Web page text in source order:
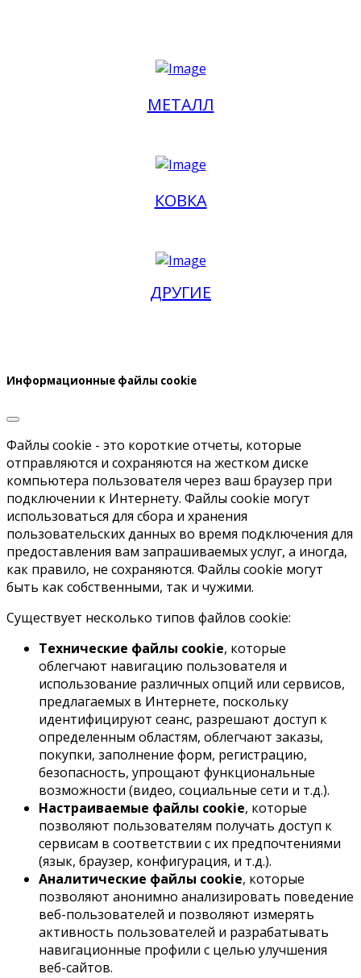
МЕТАЛЛ
КОВКА
ДРУГИЕ
Информационные файлы cookie
Файлы cookie - это короткие отчеты, которые
отправляются и сохраняются на жестком диске
компьютера пользователя через ваш браузер при
подключении к Интернету. Файлы cookie могут
использоваться для сбора и хранения
пользовательских данных во время подключения для
предоставления вам запрашиваемых услуг, а иногда,
как правило, не сохраняются. Файлы cookie могут
быть как собственными, так и чужими.
Существует несколько типов файлов cookie:
Технические файлы cookie, которые
облегчают навигацию пользователя и
использование различных опций или сервисов,
предлагаемых в Интернете, поскольку
идентифицируют сеанс, разрешают доступ к
определенным областям, облегчают заказы,
покупки, заполнение форм, регистрацию,
безопасность, упрощают функциональные
возможности (видео, социальные сети и т.д.).
Настраиваемые файлы cookie, которые
позволяют пользователям получать доступ к
сервисам в соответствии с их предпочтениями
(язык, браузер, конфигурация, и т.д.).
Аналитические файлы cookie, которые
позволяют анонимно анализировать поведение
веб-пользователей и позволяют измерять
активность пользователей и разрабатывать
навигационные профили с целью улучшения
веб-сайтов.